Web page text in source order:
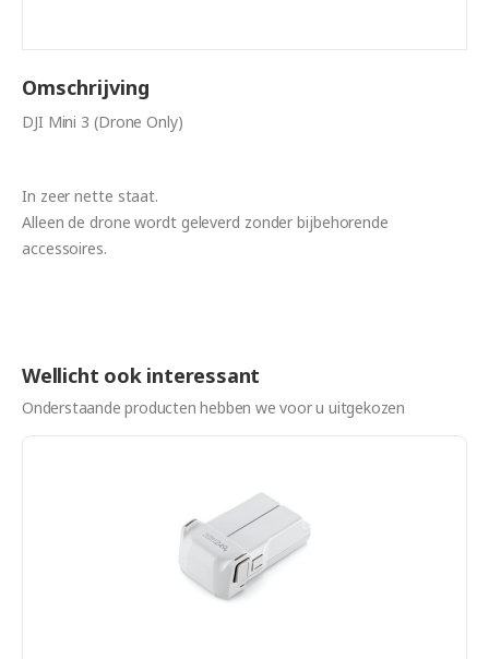
Omschrijving
DJI Mini 3 (Drone Only)
In zeer nette staat.
Alleen de drone wordt geleverd zonder bijbehorende
accessoires.
Wellicht ook interessant
Onderstaande producten hebben we voor u uitgekozen